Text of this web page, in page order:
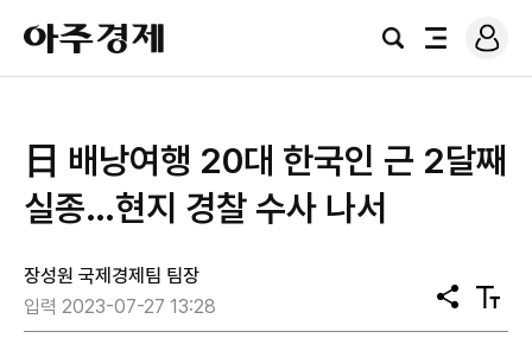
아
주
경
검
전
로
그
日 배낭여행 20대 한국인 근 2달째
실종…현지 경찰 수사 나서
장성원 국제경제팀 팀장
입력 2023-07-27 13:28
공
유
텍
스